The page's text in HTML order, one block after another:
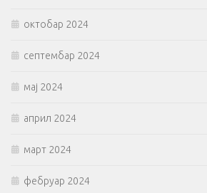
октобар 2024
септембар 2024
мај 2024
април 2024
март 2024
фебруар 2024